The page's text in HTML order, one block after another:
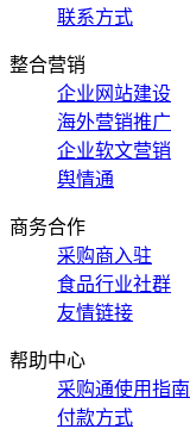
联系方式
整合营销
企业网站建设
海外营销推广
企业软文营销
舆情通
商务合作
采购商入驻
食品行业社群
友情链接
帮助中心
采购通使用指南
付款方式